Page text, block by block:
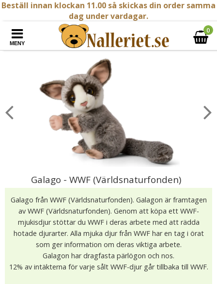
Beställ innan klockan 11.00 så skickas din order samma
dag under vardagar.
MENY
0
Galago - WWF (Världsnaturfonden)
Galago från WWF (Världsnaturfonden). Galagon är framtagen
av WWF (Världsnaturfonden). Genom att köpa ett WWF-
mjukisdjur stöttar du WWF i deras arbete med att rädda
hotade djurarter. Alla mjuka djur från WWF har en tag i örat
som ger information om deras viktiga arbete.
Galagon har dragfasta pärlögon och nos.
12% av intäkterna för varje sålt WWF-djur går tillbaka till WWF.